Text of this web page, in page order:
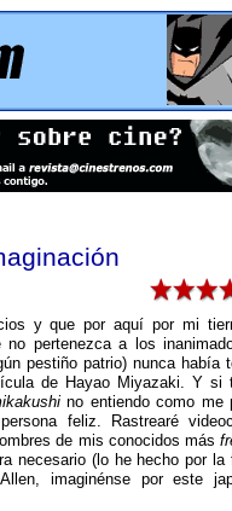
y que por aquí por mi
pertenezca a los
pestiño patrio) nunca había
de Hayao Miyazaki. Y si
no entiendo como me
feliz. Rastrearé
de mis conocidos más
necesario (lo he hecho por la
imaginénse por este